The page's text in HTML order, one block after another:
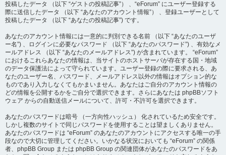
投稿したデータ （以下 “ゲストの投稿記事”） 、“eForum” にユーザー登録する
際に送信したデータ （以下 “あなたのアカウント情報”） 、登録ユーザーとして
投稿したデータ （以下 “あなたの投稿記事”) です。
あなたのアカウント情報には一意的に判別できる名前 （以下 “あなたのユーザ
ー名”) 、ログインに必要なパスワード （以下 “あなたのパスワード”) 、有効なメ
ールアドレス （以下 “あなたのメールアドレス”) が含まれています。 “eForum”
におけるこれらあなたの情報は、当サイトのホストサーバが存在する国・地域
のデータ保護法によって守られています。ユーザー登録の際に要求される、あ
なたのユーザー名、パスワード、メールアドレス以外の情報はオプション的な
ものであり入力しなくてもかまいません。あなたはご自分のアカウント情報の
どの情報を公開するかをご自分で選択できます。さらにあなたは phpBBソフト
ウェア からの自動送信メールについて、許可・不許可を選択できます。
あなたのパスワードは暗号 （一方向性ハッシュ） 化されているため安全です。
しかし複数のサイトで同じパスワードを使用することは望ましくありません。
あなたのパスワードは “eForum” のあなたのアカウントにアクセスする唯一の手
段なので大切に管理してください。いかなる状況においても “eForum” の関係
者、phpBB Group または phpBB Group の関連団体があなたのパスワードをあ